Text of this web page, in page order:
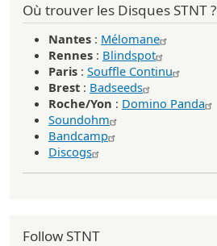
Où trouver les Disques STNT ?
Nantes : Mélomane
Rennes : Blindspot
Paris : Souffle Continu
Brest : Badseeds
Roche/Yon : Domino Panda
Soundohm
Bandcamp
Discogs
Follow STNT